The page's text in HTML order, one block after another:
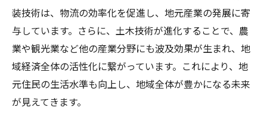
装技術は、物流の効率化を促進し、地元産業の発展に寄
与しています。さらに、土木技術が進化することで、農
業や観光業など他の産業分野にも波及効果が生まれ、地
域経済全体の活性化に繋がっています。これにより、地
元住民の生活水準も向上し、地域全体が豊かになる未来
が見えてきます。